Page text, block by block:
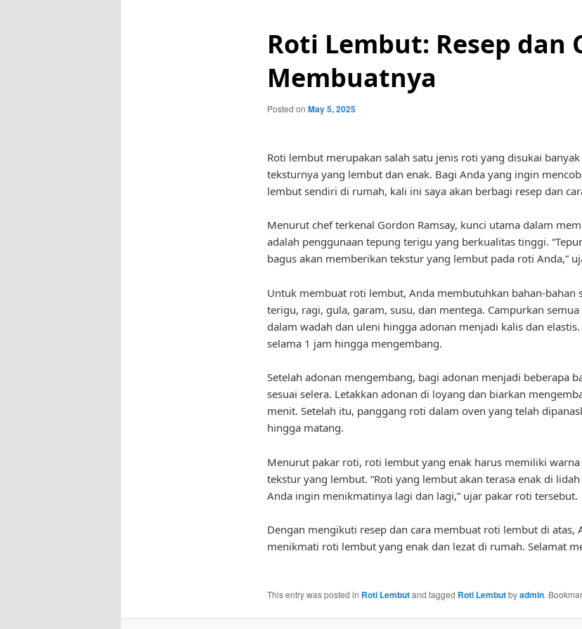
Roti Lembut: Resep dan
Membuatnya
Posted on May 5, 2025
Roti lembut merupakan salah satu jenis roti yang disukai
teksturnya yang lembut dan enak. Bagi Anda yang ingin
lembut sendiri di rumah, kali ini saya akan berbagi resep dan
Menurut chef terkenal Gordon Ramsay, kunci utama dalam
adalah penggunaan tepung terigu yang berkualitas tinggi.
bagus akan memberikan tekstur yang lembut pada roti Anda,”
Untuk membuat roti lembut, Anda membutuhkan bahan-bahan
terigu, ragi, gula, garam, susu, dan mentega. Campurkan
dalam wadah dan uleni hingga adonan menjadi kalis dan
selama 1 jam hingga mengembang.
Setelah adonan mengembang, bagi adonan menjadi beberapa
sesuai selera. Letakkan adonan di loyang dan biarkan
menit. Setelah itu, panggang roti dalam oven yang telah
hingga matang.
Menurut pakar roti, roti lembut yang enak harus memiliki warna
tekstur yang lembut. “Roti yang lembut akan terasa enak di
Anda ingin menikmatinya lagi dan lagi,” ujar pakar roti tersebut.
Dengan mengikuti resep dan cara membuat roti lembut di atas,
menikmati roti lembut yang enak dan lezat di rumah. Selamat
This entry was posted in Roti Lembutand tagged Roti Lembutbyadmin.